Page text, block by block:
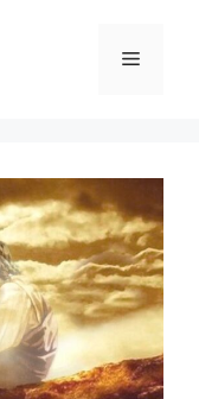
Meniu